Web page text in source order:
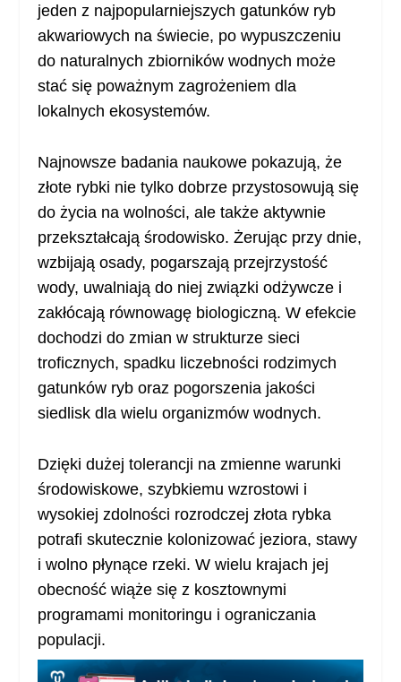
jeden z najpopularniejszych gatunków ryb
akwariowych na świecie, po wypuszczeniu
do naturalnych zbiorników wodnych może
stać się poważnym zagrożeniem dla
lokalnych ekosystemów.
Najnowsze badania naukowe pokazują, że
złote rybki nie tylko dobrze przystosowują się
do życia na wolności, ale także aktywnie
przekształcają środowisko. Żerując przy dnie,
wzbijają osady, pogarszają przejrzystość
wody, uwalniają do niej związki odżywcze i
zakłócają równowagę biologiczną. W efekcie
dochodzi do zmian w strukturze sieci
troficznych, spadku liczebności rodzimych
gatunków ryb oraz pogorszenia jakości
siedlisk dla wielu organizmów wodnych.
Dzięki dużej tolerancji na zmienne warunki
środowiskowe, szybkiemu wzrostowi i
wysokiej zdolności rozrodczej złota rybka
potrafi skutecznie kolonizować jeziora, stawy
i wolno płynące rzeki. W wielu krajach jej
obecność wiąże się z kosztownymi
programami monitoringu i ograniczania
populacji.